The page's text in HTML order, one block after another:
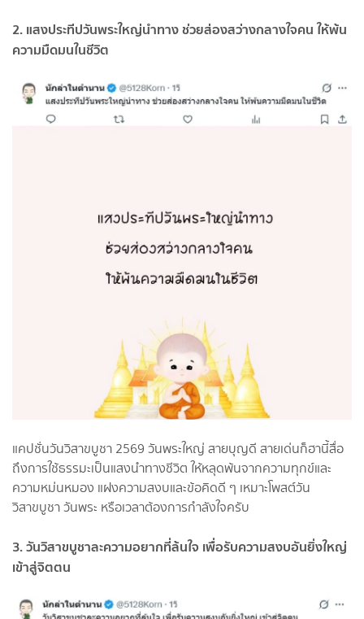
2. แสงประทีปวันพระใหญ่นำทาง ช่วยส่องสว่างกลางใจคน ให้พ้น
ความมืดมนในชีวิต
แคปชั่นวันวิสาขบูชา 2569 วันพระใหญ่ สายบุญดี สายเด่นก็ฮานี้สื่อ
ถึงการใช้ธรรมะเป็นแสงนำทางชีวิต ให้หลุดพ้นจากความทุกข์และ
ความหม่นหมอง แฝงความสงบและข้อคิดดี ๆ เหมาะโพสต์วัน
วิสาขบูชา วันพระ หรือเวลาต้องการกำลังใจครับ
3. วันวิสาขบูชาละความอยากที่ล้นใจ เพื่อรับความสงบอันยิ่งใหญ่
เข้าสู่จิตตน